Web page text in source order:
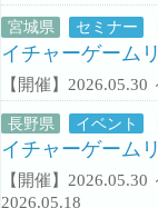
宮城県 セミナー
イチャーゲーム
【開催】2026.05.30
長野県 イベント
イチャーゲーム
【開催】
2026.05.18